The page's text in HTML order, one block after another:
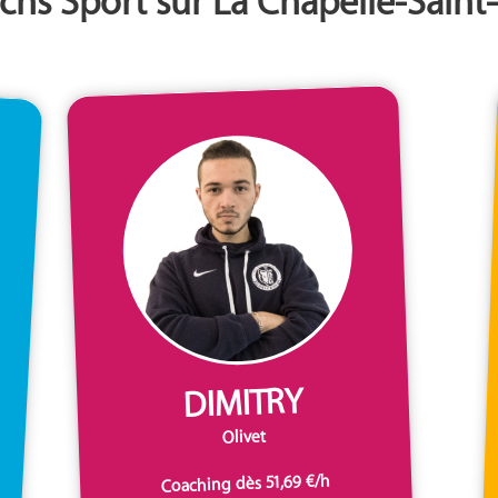
DIMITRY
Olivet
Coaching dès 51,69 €/h